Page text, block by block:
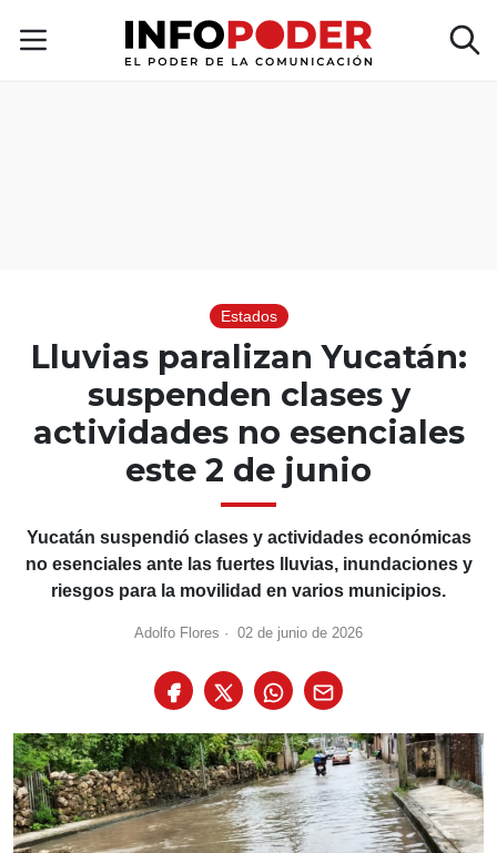
Estados
Lluvias paralizan Yucatán:
suspenden clases y
actividades no esenciales
este 2 de junio
Yucatán suspendió clases y actividades económicas
no esenciales ante las fuertes lluvias, inundaciones y
riesgos para la movilidad en varios municipios.
Adolfo Flores · 02 de junio de 2026